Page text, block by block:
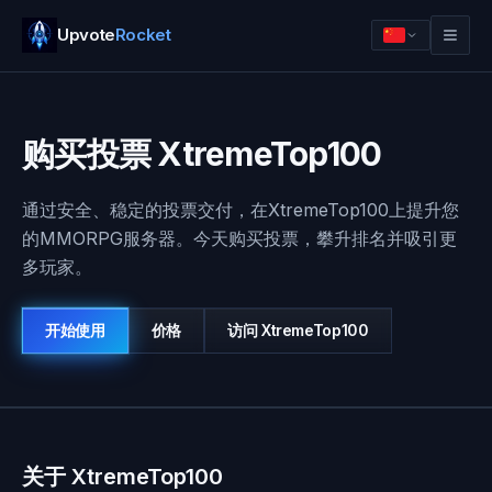
UpvoteRocket
登录
购买投票 XtremeTop100
通过安全、稳定的投票交付，在XtremeTop100上提升您
的MMORPG服务器。今天购买投票，攀升排名并吸引更
多玩家。
开始使用 价格 访问 XtremeTop100
关于 XtremeTop100